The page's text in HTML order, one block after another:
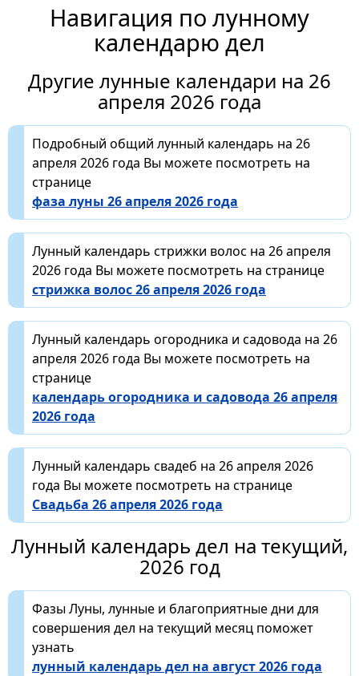
Навигация по лунному
календарю дел
Другие лунные календари на 26
апреля 2026 года
Подробный общий лунный календарь на 26
апреля 2026 года Вы можете посмотреть на
странице
фаза луны 26 апреля 2026 года
Лунный календарь стрижки волос на 26 апреля
2026 года Вы можете посмотреть на странице
стрижка волос 26 апреля 2026 года
Лунный календарь огородника и садовода на 26
апреля 2026 года Вы можете посмотреть на
странице
календарь огородника и садовода 26 апреля
2026 года
Лунный календарь свадеб на 26 апреля 2026
года Вы можете посмотреть на странице
Свадьба 26 апреля 2026 года
Лунный календарь дел на текущий,
2026 год
Фазы Луны, лунные и благоприятные дни для
совершения дел на текущий месяц поможет
узнать
лунный календарь дел на август 2026 года